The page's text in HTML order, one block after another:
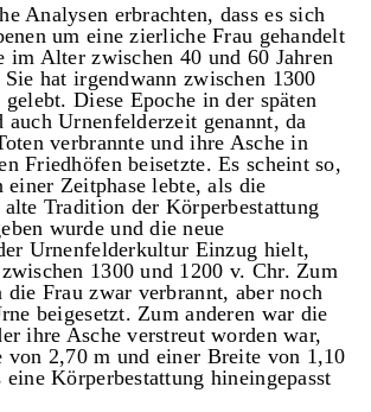
Analysen erbrachten, dass es sich
um eine zierliche Frau gehandelt
im Alter zwischen 40 und 60 Jahren
hat irgendwann zwischen 1300
Diese Epoche in der späten
Urnenfelderzeit genannt, da
verbrannte und ihre Asche in
Friedhöfen beisetzte. Es scheint so,
einer Zeitphase lebte, als die
alte Tradition der Körperbestattung
wurde und die neue
Urnenfelderkultur Einzug hielt,
1300 und 1200 v. Chr. Zum
die Frau zwar verbrannt, aber noch
beigesetzt. Zum anderen war die
ihre Asche verstreut worden war,
von 2,70 m und einer Breite von 1,10
eine Körperbestattung hineingepasst